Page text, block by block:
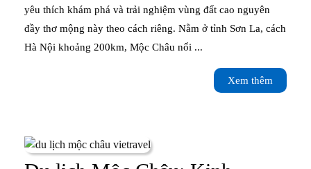
du
lịch
Mộc
Châu
yêu thích khám phá và trải nghiệm vùng đất cao nguyên
đầy thơ mộng này theo cách riêng. Nằm ở tỉnh Sơn La, cách
Hà Nội khoảng 200km, Mộc Châu nổi ...
Xem thêm
thêm